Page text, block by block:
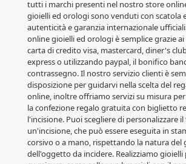
tutti i marchi presenti nel nostro store
gioielli ed orologi sono venduti con scatola
autenticità e garanzia internazionale
online gioielli ed orologi è semplice grazie
carta di credito visa, mastercard, diner's
express o utilizzando paypal, il bonifico
contrassegno. Il nostro servizio clienti è
disposizione per guidarvi nella scelta del
online, inoltre offriamo servizi su misura
la confezione regalo gratuita con biglietto
l'incisione. Puoi scegliere di personalizzare
un'incisione, che può essere eseguita in
corsivo o a mano, rispettando la natura del
dell'oggetto da incidere. Realizziamo gioielli